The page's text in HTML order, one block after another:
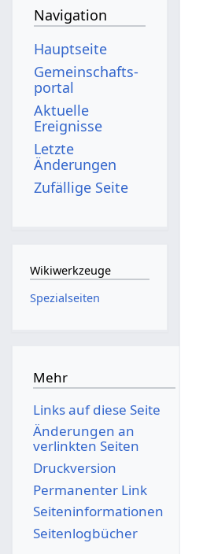
Navigation
Hauptseite
Gemeinschafts­
portal
Aktuelle
Ereignisse
Letzte
Änderungen
Zufällige Seite
Wikiwerkzeuge
Spezialseiten
Mehr
Links auf diese Seite
Änderungen an
verlinkten Seiten
Druckversion
Permanenter Link
Seiten­­informationen
Seitenlogbücher